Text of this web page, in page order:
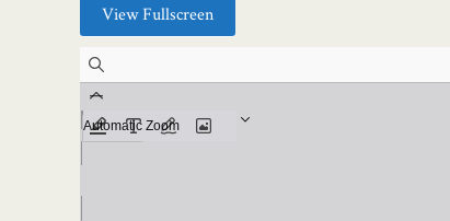
View Fullscreen